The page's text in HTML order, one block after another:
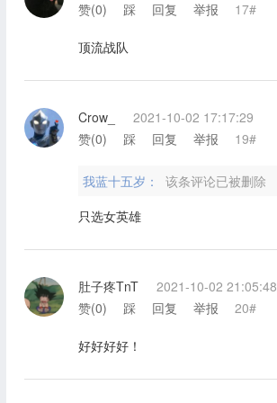
赞(0) 踩 回复 举报 17#
顶流战队
Crow_
2021-10-02 17:17:29
赞(0) 踩 回复 举报 19#
我蓝十五岁：
该条评论已被删除
只选女英雄
肚子疼TnT
2021-10-02 21:05:48
赞(0) 踩 回复 举报 20#
好好好好！